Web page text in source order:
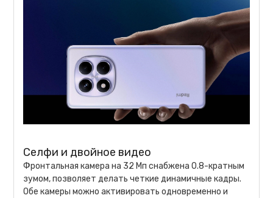
Селфи и двойное видео
Фронтальная камера на 32 Мп снабжена 0.8-кратным
зумом, позволяет делать четкие динамичные кадры.
Обе камеры можно активировать одновременно и